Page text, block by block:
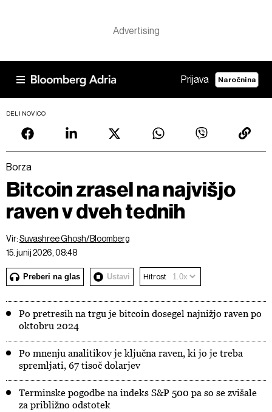
Prijava Naročnina
DELI NOVICO
Borza
Bitcoin zrasel na najvišjo
raven v dveh tednih
Vir:Suvashree Ghosh/Bloomberg
15. junij 2026, 08:48
Preberi na glas Ustavi Hitrost
Po pretresih na trgu je bitcoin dosegel najnižjo raven po
oktobru 2024
Po mnenju analitikov je ključna raven, ki jo je treba
spremljati, 67 tisoč dolarjev
Terminske pogodbe na indeks S&P 500 pa so se zvišale
za približno odstotek